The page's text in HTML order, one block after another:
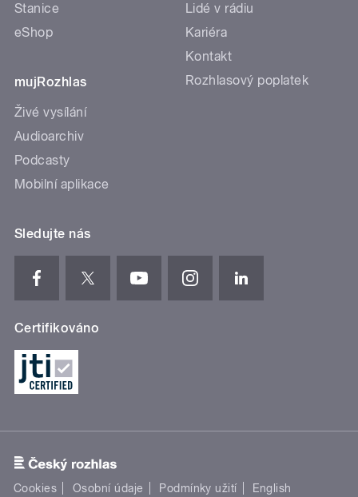
Stanice
eShop
mujRozhlas
Živé vysílání
Audioarchiv
Podcasty
Mobilní aplikace
Lidé v rádiu
Kariéra
Kontakt
Rozhlasový poplatek
Sledujte nás
Certifikováno
Cookies Osobní údaje Podmínky užití English